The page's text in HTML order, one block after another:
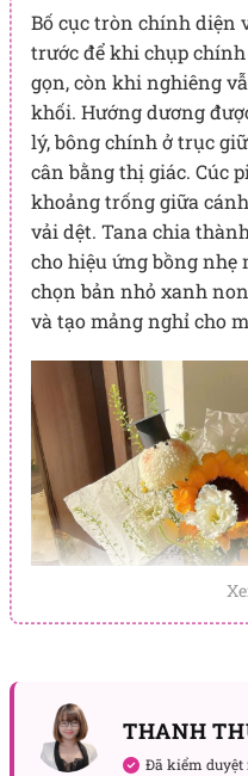
Bố cục tròn chính diện
trước để khi chụp
gọn, còn khi nghiêng
khối. Hướng dương
lý, bông chính ở trục
cân bằng thị giác. Cúc
khoảng trống giữa
vải dệt. Tana chia
cho hiệu ứng bồng nhẹ
chọn bản nhỏ xanh
và tạo mảng nghỉ cho
THANH
Đã kiểm duyệt